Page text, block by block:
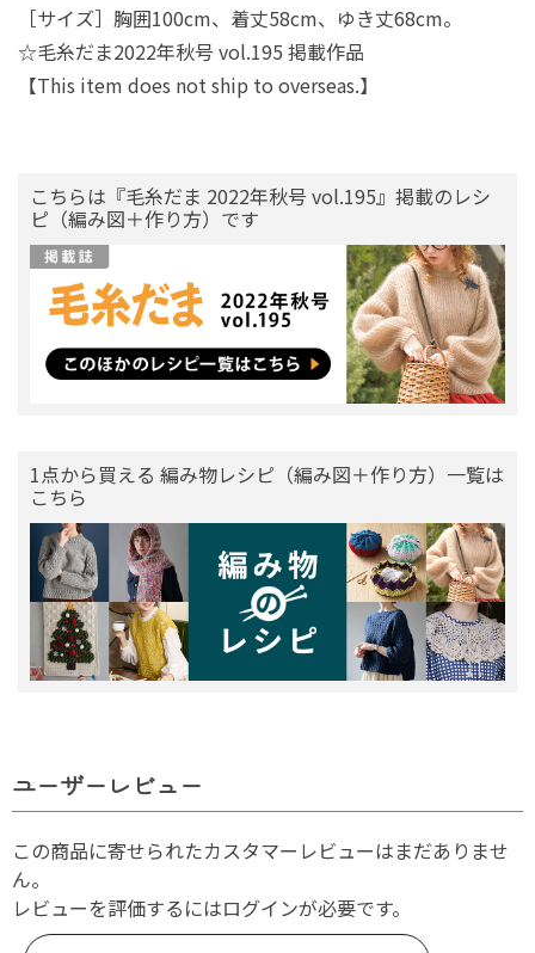
［サイズ］胸囲100cm、着丈58cm、ゆき丈68cm。
☆毛糸だま2022年秋号 vol.195 掲載作品
【This item does not ship to overseas.】
こちらは『毛糸だま 2022年秋号 vol.195』掲載のレシ
ピ（編み図＋作り方）です
1点から買える 編み物レシピ（編み図＋作り方）一覧は
こちら
ユーザーレビュー
この商品に寄せられたカスタマーレビューはまだありませ
ん。
レビューを評価するにはログインが必要です。